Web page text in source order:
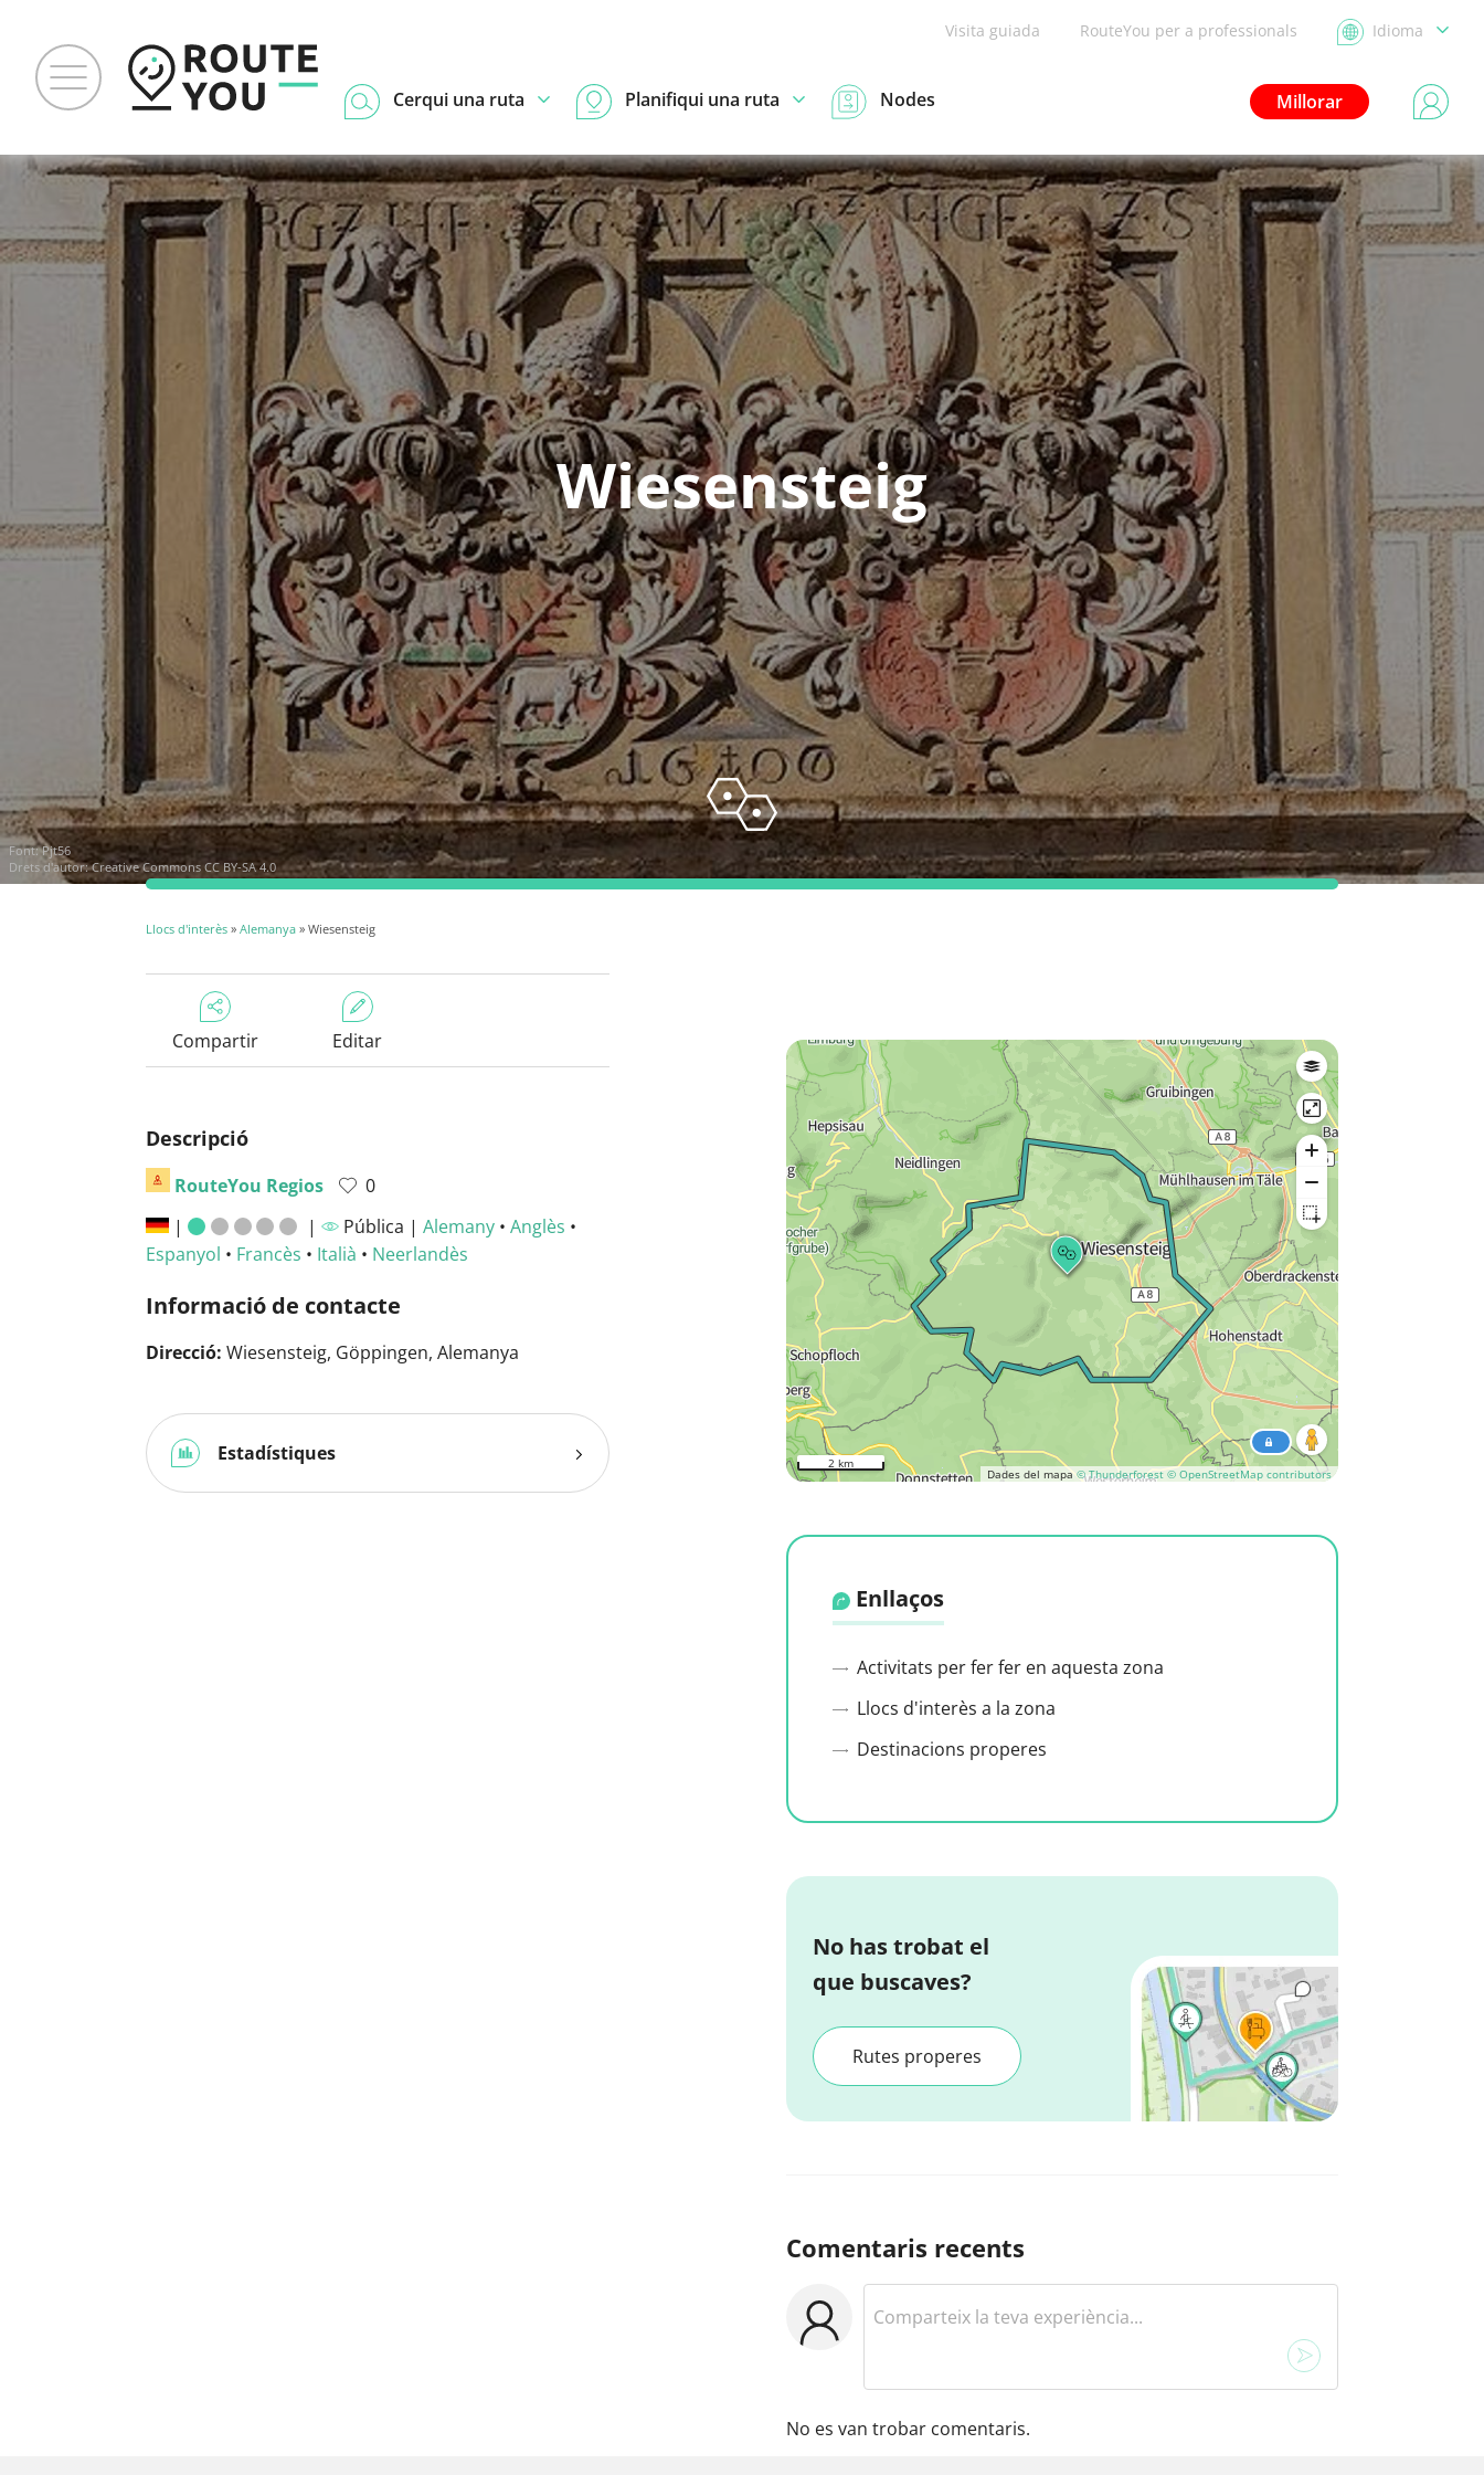
Visita guiada RouteYou per a professionals Idioma
Millorar
Cerqui una ruta Planifiqui una ruta Nodes
Wiesensteig
Font:Pjt56
Drets d'autor:Creative Commons CC BY-SA 4.0
Llocs d'interès » Alemanya » Wiesensteig
Compartir Editar
Descripció
RouteYou Regios
0
|
| Pública | Alemany• Anglès •
Espanyol • Francès • Italià • Neerlandès
Informació de contacte
Direcció: Wiesensteig, Göppingen, Alemanya
Estadístiques
Dades del mapa © Thunderforest © OpenStreetMap contributors
2 km
Enllaços
Activitats per fer fer en aquesta zona
Llocs d'interès a la zona
Destinacions properes
No has trobat el
que buscaves?
Rutes properes
Comentaris recents
No es van trobar comentaris.